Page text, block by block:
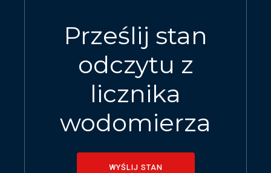
Prześlij stan
odczytu z
licznika
wodomierza
WYŚLIJ STAN